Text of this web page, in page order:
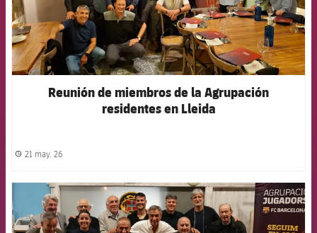
Reunión de miembros de la Agrupación
residentes en Lleida
label.share.clock
21 may. 26
FCB Barcelona badge